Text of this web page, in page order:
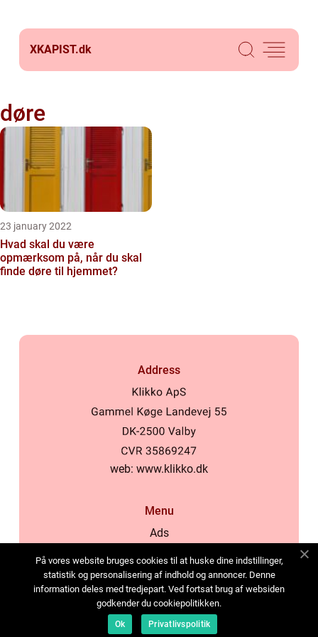
XKAPIST.dk
døre
23 january 2022
Hvad skal du være
opmærksom på, når du skal
finde døre til hjemmet?
Address
web: www.klikko.dk
Menu
Ads
Cookies
Contact
Sitemap
På vores website bruges cookies til at huske dine indstillinger,
statistik og personalisering af indhold og annoncer. Denne
information deles med tredjepart. Ved fortsat brug af websiden
godkender du cookiepolitikken.
Ok Privatlivspolitik